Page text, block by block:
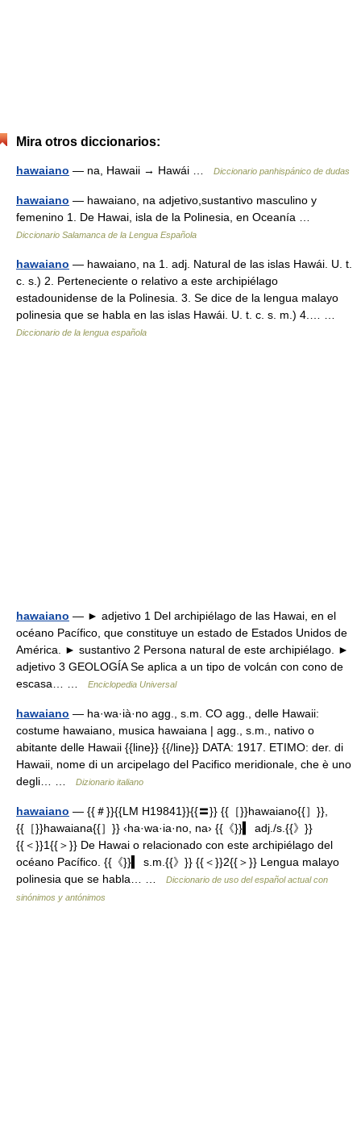
Mira otros diccionarios:
hawaiano — na, Hawaii → Hawái … Diccionario panhispánico de dudas
hawaiano — hawaiano, na adjetivo,sustantivo masculino y
femenino 1. De Hawai, isla de la Polinesia, en Oceanía …
Diccionario Salamanca de la Lengua Española
hawaiano — hawaiano, na 1. adj. Natural de las islas Hawái. U. t.
c. s.) 2. Perteneciente o relativo a este archipiélago
estadounidense de la Polinesia. 3. Se dice de la lengua malayo
polinesia que se habla en las islas Hawái. U. t. c. s. m.) 4.… …
Diccionario de la lengua española
hawaiano — ► adjetivo 1 Del archipiélago de las Hawai, en el
océano Pacífico, que constituye un estado de Estados Unidos de
América. ► sustantivo 2 Persona natural de este archipiélago. ►
adjetivo 3 GEOLOGÍA Se aplica a un tipo de volcán con cono de
escasa… …
Enciclopedia Universal
hawaiano — ha·wa·ià·no agg., s.m. CO agg., delle Hawaii:
costume hawaiano, musica hawaiana | agg., s.m., nativo o
abitante delle Hawaii {{line}} {{/line}} DATA: 1917. ETIMO: der. di
Hawaii, nome di un arcipelago del Pacifico meridionale, che è uno
degli… …
Dizionario italiano
hawaiano — {{＃}}{{LM H19841}}{{〓}} {{［}}hawaiano{{］}},
{{［}}hawaiana{{］}} ‹ha·wa·ia·no, na› {{《}}▍ adj./s.{{》}}
{{＜}}1{{＞}} De Hawai o relacionado con este archipiélago del
océano Pacífico. {{《}}▍ s.m.{{》}} {{＜}}2{{＞}} Lengua malayo
polinesia que se habla… …
Diccionario de uso del español actual con
sinónimos y antónimos